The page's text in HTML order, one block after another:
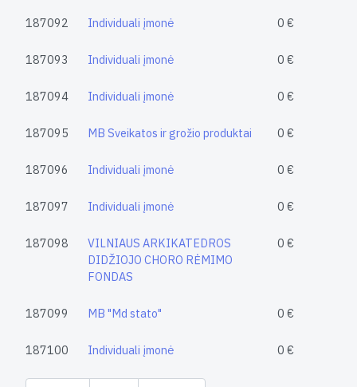
187092 Individuali įmonė 0 €
187093 Individuali įmonė 0 €
187094 Individuali įmonė 0 €
187095 MB Sveikatos ir grožio produktai 0 €
187096 Individuali įmonė 0 €
187097 Individuali įmonė 0 €
187098
VILNIAUS ARKIKATEDROS
DIDŽIOJO CHORO RĖMIMO
FONDAS
0 €
187099 MB "Md stato" 0 €
187100 Individuali įmonė 0 €